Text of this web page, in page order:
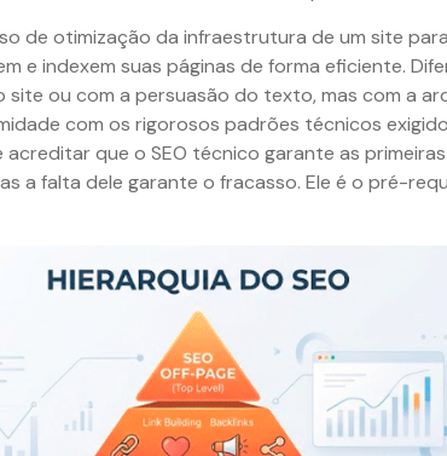
de otimização da infraestrutura de um site
e indexem suas páginas de forma eficiente.
site ou com a persuasão do texto, mas com a
com os rigorosos padrões técnicos
acreditar que o SEO técnico garante as
a falta dele garante o fracasso. Ele é o pré-